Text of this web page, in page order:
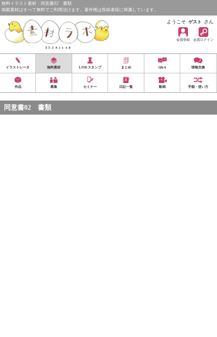
無料イラスト素材：同意書02 書類
掲載素材はすべて無料でご利用頂けます。著作権は投稿者様に帰属しています。
ようこそ ゲスト さん
会員登録 会員ログイン
イラストレータ 無料素材 LINEスタンプ まとめ Q&A 情報交換
作品 募集 セミナー 日記一覧 動画 手順・使い方
同意書02 書類